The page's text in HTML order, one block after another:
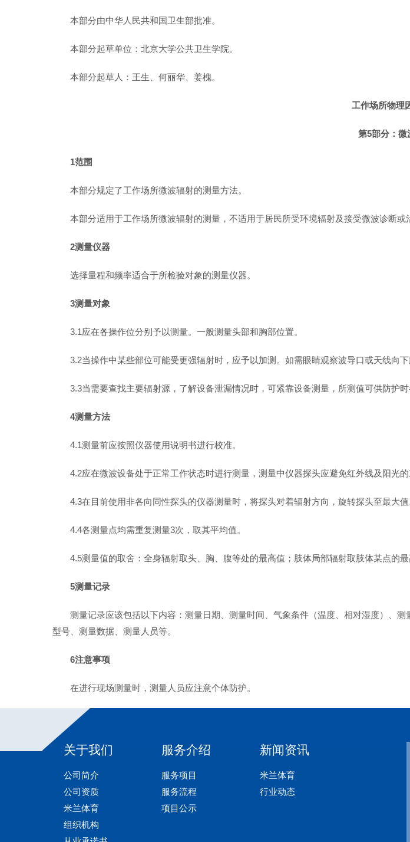
本部分由中华人民共和国卫生部批准。
本部分起草单位：北京大学公共卫生学院。
本部分起草人：王生、何丽华、姜槐。
工作场所物理
第5部分：微
1范围
本部分规定了工作场所微波辐射的测量方法。
本部分适用于工作场所微波辐射的测量，不适用于居民所受环境辐射及接受微波诊断或
2测量仪器
选择量程和频率适合于所检验对象的测量仪器。
3测量对象
3.1应在各操作位分别予以测量。一般测量头部和胸部位置。
3.2当操作中某些部位可能受更强辐射时，应予以加测。如需眼睛观察波导口或天线向
3.3当需要查找主要辐射源，了解设备泄漏情况时，可紧靠设备测量，所测值可供防护时
4测量方法
4.1测量前应按照仪器使用说明书进行校准。
4.2应在微波设备处于正常工作状态时进行测量，测量中仪器探头应避免红外线及阳光的
4.3在目前使用非各向同性探头的仪器测量时，将探头对着辐射方向，旋转探头至最大值
4.4各测量点均需重复测量3次，取其平均值。
4.5测量值的取舍：全身辐射取头、胸、腹等处的最高值；肢体局部辐射取肢体某点的
5测量记录
测量记录应该包括以下内容：测量日期、测量时间、气象条件（温度、相对湿度）、
型号、测量数据、测量人员等。
6注意事项
在进行现场测量时，测量人员应注意个体防护。
关于我们
公司简介
公司资质
米兰体育
组织机构
服务介绍
服务项目
服务流程
项目公示
新闻资讯
米兰体育
行业动态